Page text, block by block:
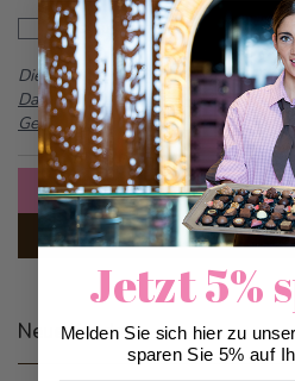
Passwort anzeigen
Dieses Formular ist durch
Datenschutzbestimmungenund
Geschäftsbedingungen
Passwort
Neue Kunden
Jetzt 5%
Melden Sie sich hier zu
sparen Sie 5% auf